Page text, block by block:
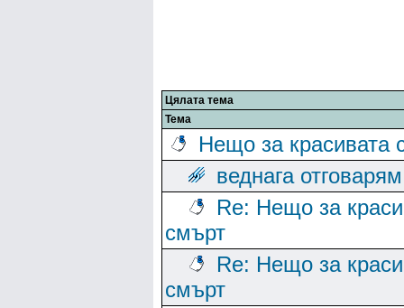
Цялата тема
Тема
Нещо за красивата
веднага
Re: Нещо за
смърт
Re: Нещо за
смърт